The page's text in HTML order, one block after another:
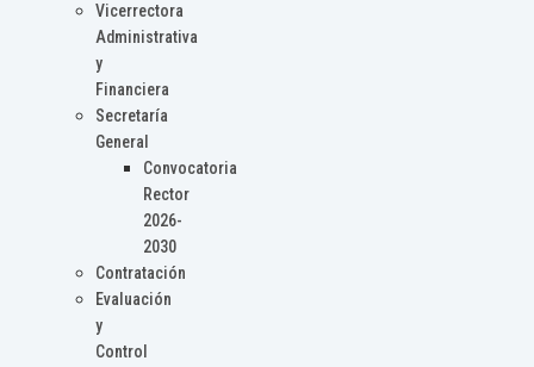
Vicerrectora
Administrativa
y
Financiera
Secretaría
General
Convocatoria
Rector
2026-
2030
Contratación
Evaluación
y
Control